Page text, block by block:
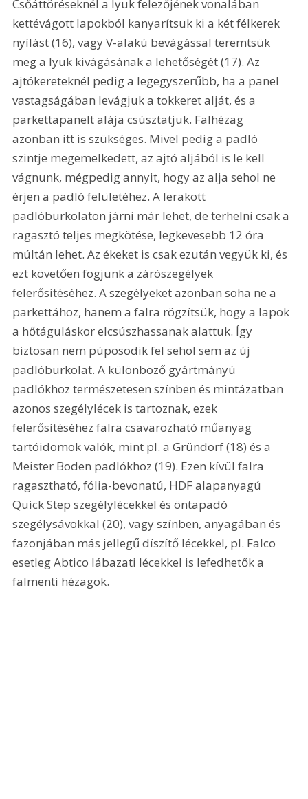
Csőáttöréseknél a lyuk felezőjének vonalában
kettévágott lapokból kanyarítsuk ki a két félkerek
nyílást (16), vagy V-alakú bevágással teremtsük
meg a lyuk kivágásának a lehetőségét (17). Az
ajtókereteknél pedig a legegyszerűbb, ha a panel
vastagságában levágjuk a tokkeret alját, és a
parkettapanelt alája csúsztatjuk. Falhézag
azonban itt is szükséges. Mivel pedig a padló
szintje megemelkedett, az ajtó aljából is le kell
vágnunk, mégpedig annyit, hogy az alja sehol ne
érjen a padló felületéhez. A lerakott
padlóburkolaton járni már lehet, de terhelni csak a
ragasztó teljes megkötése, legkevesebb 12 óra
múltán lehet. Az ékeket is csak ezután vegyük ki, és
ezt követően fogjunk a zárószegélyek
felerősítéséhez. A szegélyeket azonban soha ne a
parkettához, hanem a falra rögzítsük, hogy a lapok
a hőtáguláskor elcsúszhassanak alattuk. Így
biztosan nem púposodik fel sehol sem az új
padlóburkolat. A különböző gyártmányú
padlókhoz természetesen színben és mintázatban
azonos szegélylécek is tartoznak, ezek
felerősítéséhez falra csavarozható műanyag
tartóidomok valók, mint pl. a Gründorf (18) és a
Meister Boden padlókhoz (19). Ezen kívül falra
ragasztható, fólia-bevonatú, HDF alapanyagú
Quick Step szegélylécekkel és öntapadó
szegélysávokkal (20), vagy színben, anyagában és
fazonjában más jellegű díszítő lécekkel, pl. Falco
esetleg Abtico lábazati lécekkel is lefedhetők a
falmenti hézagok.